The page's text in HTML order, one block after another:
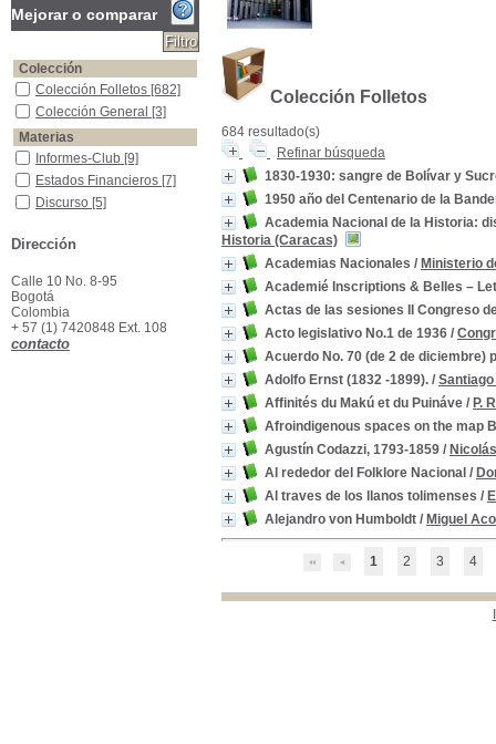
Colección Folletos
684 resultado(s)
Refinar búsqueda
1830-1930: sangre de Bolívar y
1950 año del Centenario de la
Academia Nacional de la Historia:
Historia (Caracas)
Academias Nacionales / Ministerio
Academié Inscriptions & Belles –
Actas de las sesiones II Congreso
Acto legislativo No.1 de 1936 /
Acuerdo No. 70 (de 2 de diciembre)
Adolfo Ernst (1832 -1899). /
Affinités du Makú et du Puináve / P.
Afroindigenous spaces on the map
Agustín Codazzi, 1793-1859 /
Al rededor del Folklore Nacional /
Al traves de los llanos tolimenses /
Alejandro von Humboldt / Miguel
1 2 3 4
Mejorar o comparar
Colección
Colección Folletos
Colección Folletos [682]
Colección General
Colección General [3]
Materias
Informes-Club
Informes-Club [9]
Estados Financieros
Estados Financieros [7]
Discurso
Discurso [5]
Homenajes Postumos-Colombia
Homenajes Postumos-
Vida y obra
Vida y obra[5]
Almanaques--Publicidad
Almanaques--Publicidad
[4]
Estatutos de Sociedades -Colombia
Estatutos de Sociedades -
Colombia
Dirección
Calle 10 No. 8-95
Bogotá
Colombia
+ 57 (1) 7420848 Ext. 108
contacto